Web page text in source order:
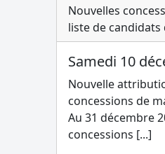
Nouvelles
liste de candidats
Samedi 10
Nouvelle
concessions de
Au 31 décembre
concessions [...]